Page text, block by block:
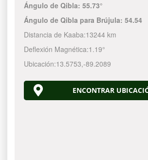
Ángulo de Qibla:55.73°
Ángulo de Qibla para Brújula:54.54
Distancia de Kaaba:13244 km
Deflexión Magnética:1.19°
Ubicación:13.5753,-89.2089
ENCONTRAR